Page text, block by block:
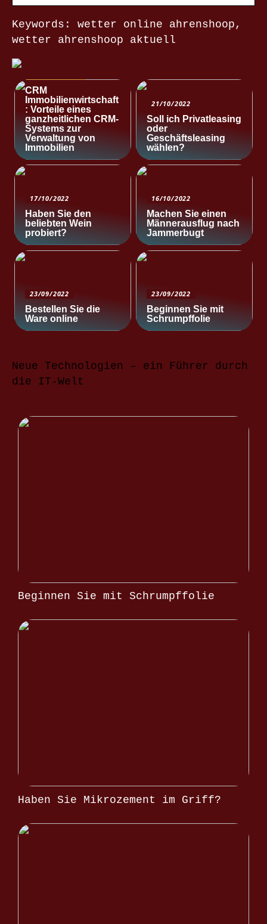
Keywords: wetter online ahrenshoop,
wetter ahrenshoop aktuell
CRM
Immobilienwirtschaft
: Vorteile eines
ganzheitlichen CRM-
Systems zur
Verwaltung von
Immobilien
21/10/2022
Soll ich Privatleasing
oder
Geschäftsleasing
wählen?
17/10/2022
Haben Sie den
beliebten Wein
probiert?
16/10/2022
Machen Sie einen
Männerausflug nach
Jammerbugt
23/09/2022
Bestellen Sie die
Ware online
23/09/2022
Beginnen Sie mit
Schrumpffolie
Neue Technologien – ein Führer durch
die IT-Welt
Beginnen Sie mit Schrumpffolie
Haben Sie Mikrozement im Griff?